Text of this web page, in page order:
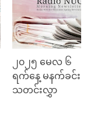
၂၀၂၅ မေလ ၆
ရက်နေ့ မနက်ခင်း
သတင်းလွှာ